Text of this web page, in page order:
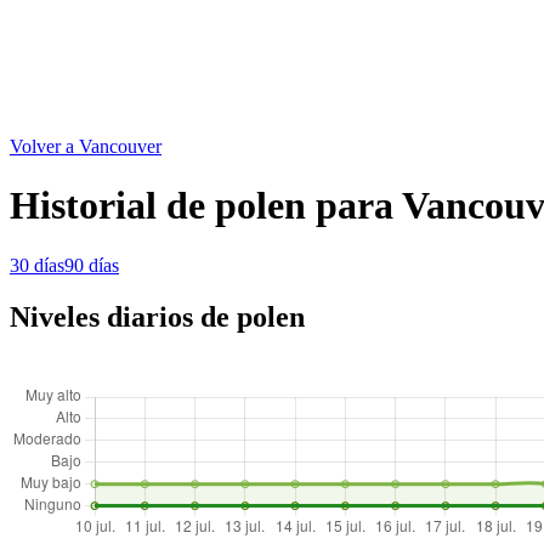
Volver a Vancouver
Historial de polen para
30 días90 días
Niveles diarios de polen